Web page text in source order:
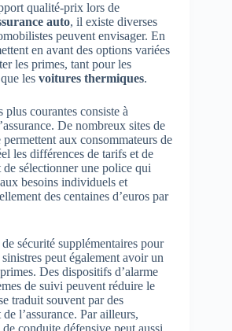
qualité-prix lors de
auto, il existe diverses
peuvent envisager. En
en avant des options variées
les primes, tant pour les
que les voitures thermiques.
plus courantes consiste à
De nombreux sites de
aux consommateurs de
les différences de tarifs et de
de sélectionner une police qui
besoins individuels et
des centaines d’euros par
sécurité supplémentaires pour
peut également avoir un
Des dispositifs d’alarme
de suivi peuvent réduire le
traduit souvent par des
l’assurance. Par ailleurs,